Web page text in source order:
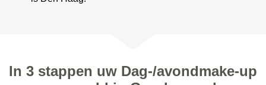
In 3 stappen uw Dag-/avondmake-up